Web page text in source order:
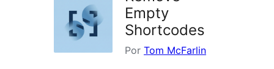
Empty
Shortcodes
Por Tom McFarlin